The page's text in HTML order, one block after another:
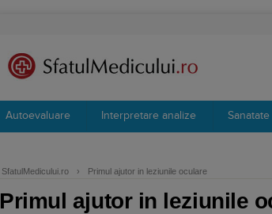
Autoevaluare Interpretare analize Sanatate
SfatulMedicului.ro › Primul ajutor in leziunile oculare
Primul ajutor in leziunile